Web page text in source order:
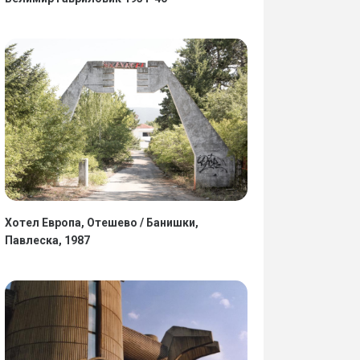
Хотел Европа, Отешево / Банишки,
Павлеска, 1987